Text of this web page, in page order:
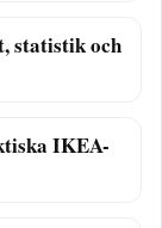
statistik och
IKEA-